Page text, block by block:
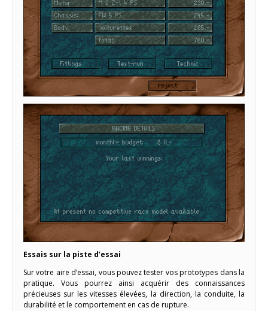
Essais sur la piste d’essai
Sur votre aire d’essai, vous pouvez tester vos prototypes dans la
pratique. Vous pourrez ainsi acquérir des connaissances
précieuses sur les vitesses élevées, la direction, la conduite, la
durabilité et le comportement en cas de rupture.